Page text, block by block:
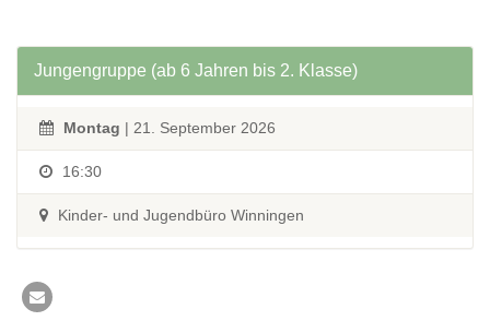
Jungengruppe (ab 6 Jahren bis 2. Klasse)
Montag | 21. September 2026
16:30
Kinder- und Jugendbüro Winningen